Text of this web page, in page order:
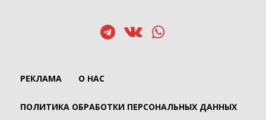
РЕКЛАМА О НАС
ПОЛИТИКА ОБРАБОТКИ ПЕРСОНАЛЬНЫХ ДАННЫХ